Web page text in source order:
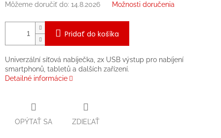
Môžeme doručiť do: 14.8.2026 Možnosti doručenia
Pridať do košíka
Univerzální síťová nabíječka, 2x USB výstup pro nabíjení
smartphonů, tabletů a dalších zařízení.
Detailné informácie
OPÝTAŤ SA ZDIEĽAŤ